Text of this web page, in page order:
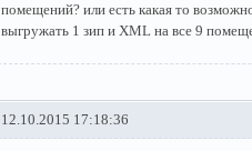
помещений? или есть какая то
выгружать 1 зип и XML на все 9
12.10.2015 17:18:36